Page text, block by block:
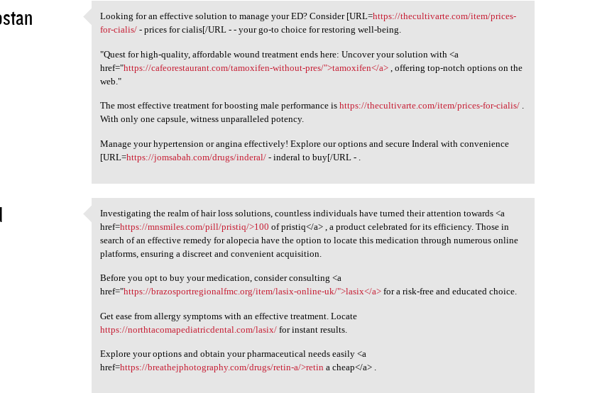
Looking for an effective
Looking for an effective solution to manage your ED? Consider [URL=https://thecultivarte.com/item/prices-
for-cialis/ - prices for cialis[/URL - - your go-to choice for restoring well-being.
"Quest for high-quality, affordable wound treatment ends here: Uncover your solution with <a
href="https://cafeorestaurant.com/tamoxifen-without-pres/">tamoxifen</a> , offering top-notch options on the
web."
The most effective treatment for boosting male performance ishttps://thecultivarte.com/item/prices-for-cialis/ .
With only one capsule, witness unparalleled potency.
Manage your hypertension or angina effectively! Explore our options and secure Inderal with convenience
[URL=https://jomsabah.com/drugs/inderal/ - inderal to buy[/URL - .
Investigating the realm of
Investigating the realm of hair loss solutions, countless individuals have turned their attention towards <a
href=https://mnsmiles.com/pill/pristiq/>100 of pristiq</a> , a product celebrated for its efficiency. Those in
search of an effective remedy for alopecia have the option to locate this medication through numerous online
platforms, ensuring a discreet and convenient acquisition.
Before you opt to buy your medication, consider consulting <a
href="https://brazosportregionalfmc.org/item/lasix-online-uk/">lasix</a> for a risk-free and educated choice.
Get ease from allergy symptoms with an effective treatment. Locate
https://northtacomapediatricdental.com/lasix/ for instant results.
Explore your options and obtain your pharmaceutical needs easily <a
href=https://breathejphotography.com/drugs/retin-a/>retin a cheap</a> .